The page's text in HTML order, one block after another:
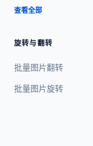
查看全部
旋转与翻转
批量图片翻转
批量图片旋转